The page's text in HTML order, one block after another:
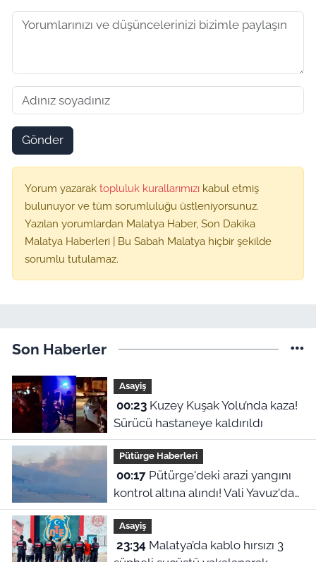
Gönder
Yorum yazarak topluluk kurallarımızı kabul etmiş
bulunuyor ve tüm sorumluluğu üstleniyorsunuz.
Yazılan yorumlardan Malatya Haber, Son Dakika
Malatya Haberleri | Bu Sabah Malatya hiçbir şekilde
sorumlu tutulamaz.
Son Haberler
Asayiş
00:23Kuzey Kuşak Yolu’nda kaza!
Sürücü hastaneye kaldırıldı
Pütürge Haberleri
00:17Pütürge'deki arazi yangını
kontrol altına alındı! Vali Yavuz'dan
çağrı
Asayiş
23:34